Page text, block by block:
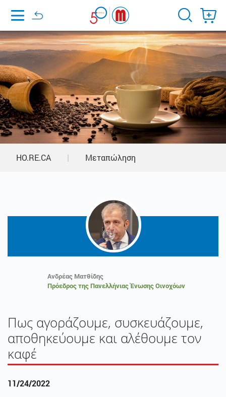
Home
HO.RE.CA | Μεταπώληση
Ανδρέας Ματθίδης
Πρόεδρος της Πανελλήνιας Ένωσης Οινοχόων
Πως αγοράζoυμε, συσκευάζουμε,
αποθηκεύουμε και αλέθουμε τον
καφέ
11/24/2022